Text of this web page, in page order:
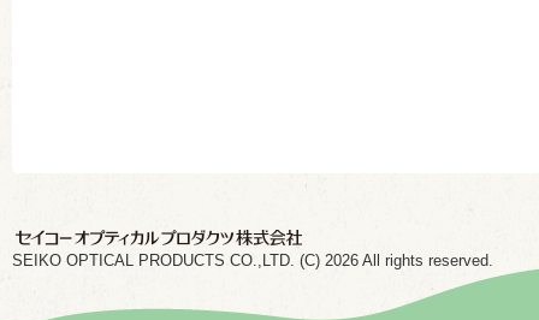
SEIKO OPTICAL PRODUCTS CO.,LTD. (C) 2026 All rights reserved.